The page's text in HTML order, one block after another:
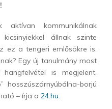
kommunikálnak
állnak szinte
ez a tengeri emlősökre is.
Egy új tanulmány most
is megjelent,
hosszúszárnyúbálna-borjú
– írja a 24.hu.